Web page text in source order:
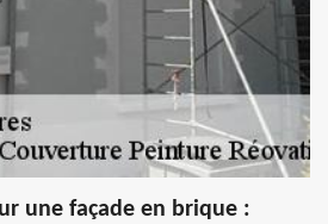
une façade en brique :